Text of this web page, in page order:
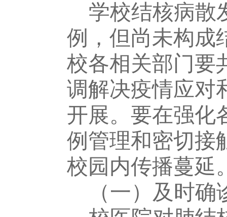
学校结核病散
例，但尚未构成
校各相关部门要
调解决疫情应对
开展。要在强化
例管理和密切接
校园内传播蔓延
（一）及时